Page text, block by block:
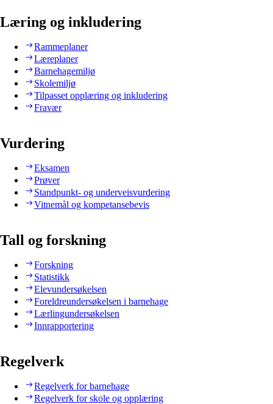
Læring og inkludering
Rammeplaner
Læreplaner
Barnehagemiljø
Skolemiljø
Tilpasset opplæring og inkludering
Fravær
Vurdering
Eksamen
Prøver
Standpunkt- og underveisvurdering
Vitnemål og kompetansebevis
Tall og forskning
Forskning
Statistikk
Elevundersøkelsen
Foreldreundersøkelsen i barnehage
Lærlingundersøkelsen
Innrapportering
Regelverk
Regelverk for barnehage
Regelverk for skole og opplæring